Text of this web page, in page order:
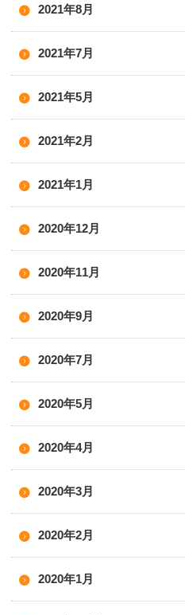
2021年8月
2021年7月
2021年5月
2021年2月
2021年1月
2020年12月
2020年11月
2020年9月
2020年7月
2020年5月
2020年4月
2020年3月
2020年2月
2020年1月